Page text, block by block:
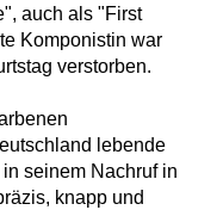
auch als "First
Komponistin war
verstorben.
lebende
seinem Nachruf in
knapp und